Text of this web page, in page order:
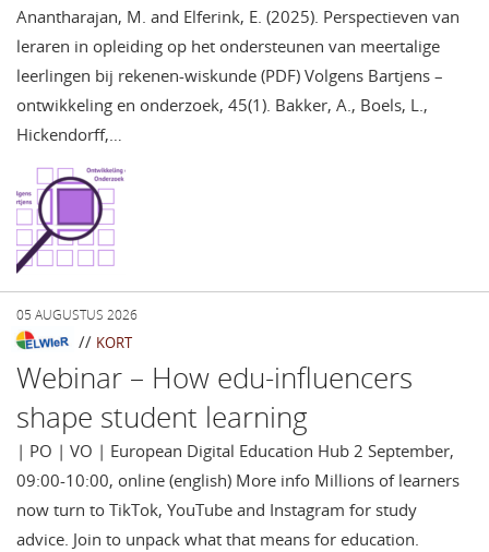
Anantharajan, M. and Elferink, E. (2025). Perspectieven van
leraren in opleiding op het ondersteunen van meertalige
leerlingen bij rekenen-wiskunde (PDF) Volgens Bartjens –
ontwikkeling en onderzoek, 45(1). Bakker, A., Boels, L.,
Hickendorff,…
05 AUGUSTUS 2026
// KORT
Webinar – How edu-influencers
shape student learning
| PO | VO | European Digital Education Hub 2 September,
09:00-10:00, online (english) More info Millions of learners
now turn to TikTok, YouTube and Instagram for study
advice. Join to unpack what that means for education.